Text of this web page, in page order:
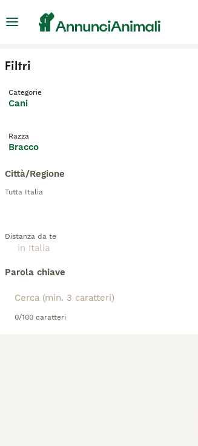
Filtri
Categorie
Cani
Razza
Bracco
Città/Regione
Tutta Italia
Distanza da te
Parola chiave
0/100 caratteri